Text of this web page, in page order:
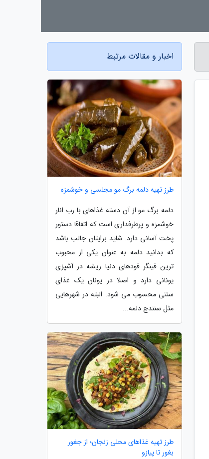
اخبار و مقالات مرتبط
طرز تهیه دلمه برگ مو مجلسی و خوشمزه
دلمه برگ مو از آن دسته غذاهای با رب انار
خوشمزه و پرطرفداری است که اتفاقا دستور
پخت آسانی دارد. شاید برایتان جالب باشد
که بدانید دلمه به عنوان یکی از محبوب
ترین فینگر فودهای دنیا ریشه در آشپزی
یونانی دارد و اصلا در یونان یک غذای
سنتی محسوب می شود. البته در شهرهایی
مثل سنندج دلمه...
طرز تهیه غذاهای محلی زنجان؛ از جغور
بغور تا پیازو